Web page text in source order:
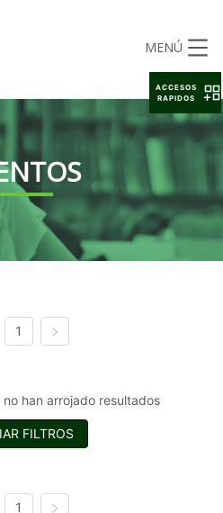
MENÚ
1
han arrojado resultados
FILTROS
1
ACCESOS
RAPIDOS